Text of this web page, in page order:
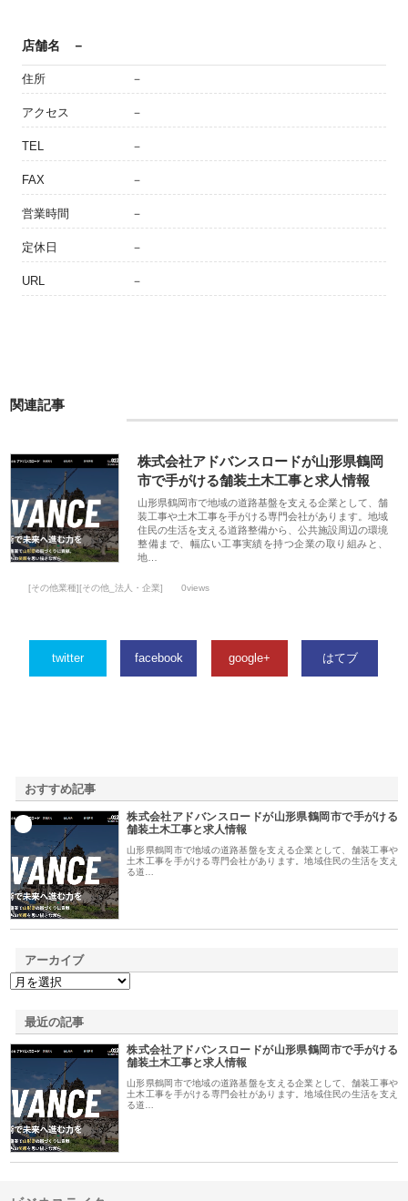
店舗名 －
住所 －
アクセス －
TEL －
FAX －
営業時間 －
定休日 －
URL －
関連記事
株式会社アドバンスロードが山形県鶴岡
市で手がける舗装土木工事と求人情報
山形県鶴岡市で地域の道路基盤を支える企業として、舗
装工事や土木工事を手がける専門会社があります。地域
住民の生活を支える道路整備から、公共施設周辺の環境
整備まで、幅広い工事実績を持つ企業の取り組みと、
地…
[その他業種][その他_法人・企業] 0views
twitter facebook google+ はてブ
おすすめ記事
株式会社アドバンスロードが山形県鶴岡市で手がける
舗装土木工事と求人情報
山形県鶴岡市で地域の道路基盤を支える企業として、舗装工事や
土木工事を手がける専門会社があります。地域住民の生活を支え
る道…
アーカイブ
最近の記事
株式会社アドバンスロードが山形県鶴岡市で手がける
舗装土木工事と求人情報
山形県鶴岡市で地域の道路基盤を支える企業として、舗装工事や
土木工事を手がける専門会社があります。地域住民の生活を支え
る道…